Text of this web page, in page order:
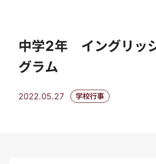
中学2年 イングリッ
グラム
2022.05.27 学校行事